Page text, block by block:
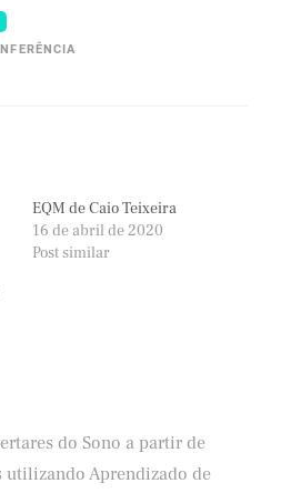
EQM de Caio Teixeira
16 de abril de 2020
Post similar
do Sono a partir de
utilizando Aprendizado de